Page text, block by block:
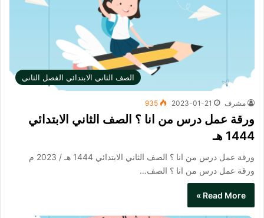
الصف الثاني الابتدائي الفصل الثاني
مشرف 2023-01-21
935
ورقة عمل درس من انا ؟ الصف الثاني الابتدائي
1444 هـ
ورقة عمل درس من انا ؟ الصف الثاني الابتدائي 1444 هـ / 2023 م
ورقة عمل درس من انا ؟ الصف…
Read More »